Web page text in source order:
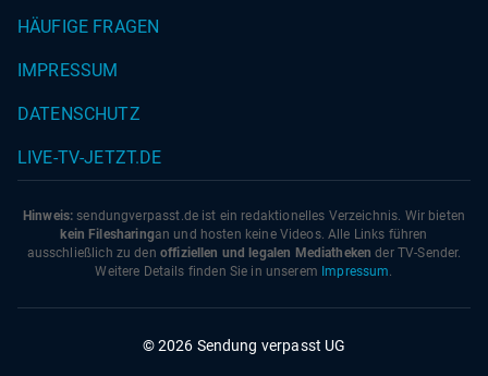
HÄUFIGE FRAGEN
IMPRESSUM
DATENSCHUTZ
LIVE-TV-JETZT.DE
Hinweis: sendungverpasst.de ist ein redaktionelles Verzeichnis. Wir bieten
kein Filesharingan und hosten keine Videos. Alle Links führen
ausschließlich zu den offiziellen und legalen Mediatheken der TV-Sender.
Weitere Details finden Sie in unserem Impressum.
© 2026 Sendung verpasst UG